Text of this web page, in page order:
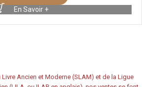
En Savoir +
Ancien et Moderne (SLAM) et de la Ligue